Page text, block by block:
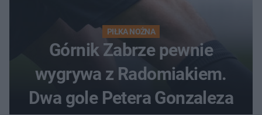
PIŁKA NOŻNA
Górnik Zabrze pewnie
wygrywa z Radomiakiem.
Dwa gole Petera Gonzaleza